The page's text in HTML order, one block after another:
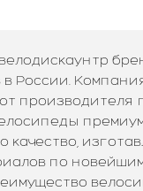
в России.
производителя
качество,
по